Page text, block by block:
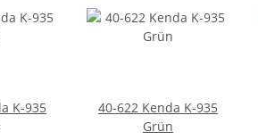
K-935
40-622 Kenda K-935
Grün